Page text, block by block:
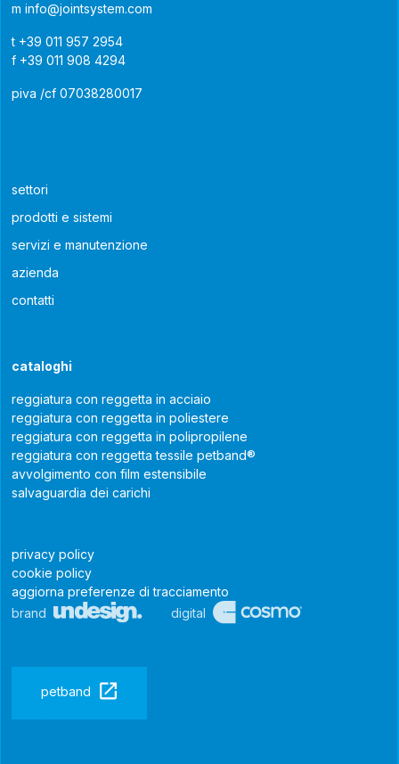
m info@jointsystem.com
t +39 011 957 2954
f +39 011 908 4294
piva /cf 07038280017
settori
prodotti e sistemi
servizi e manutenzione
azienda
contatti
cataloghi
reggiatura con reggetta in acciaio
reggiatura con reggetta in poliestere
reggiatura con reggetta in polipropilene
reggiatura con reggetta tessile petband®
avvolgimento con film estensibile
salvaguardia dei carichi
privacy policy
cookie policy
aggiorna preferenze di tracciamento
brand
digital
petband